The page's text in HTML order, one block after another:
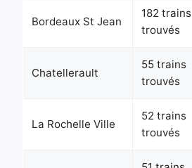
Bordeaux St Jean
182 trains
trouvés
Chatellerault
55 trains
trouvés
La Rochelle Ville
52 trains
trouvés